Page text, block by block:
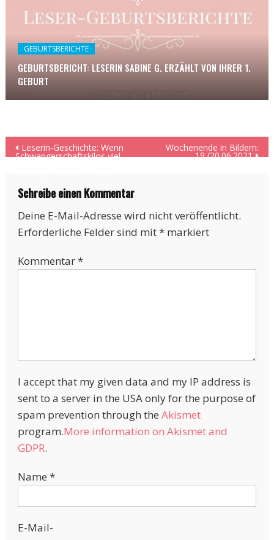
GEBURTSBERICHTE
GEBURTSBERICHT: LESERIN SABINE G. ERZÄHLT VON IHRER 1.
GEBURT
Beitragsnavigation
Leserin-Geschichte: Wenn
Schwangerschaftskilos viel
Wochenende in Bildern:
19./20.06.2021
Schreibe einen Kommentar
Deine E-Mail-Adresse wird nicht veröffentlicht.
Erforderliche Felder sind mit*markiert
Kommentar*
I accept that my given data and my IP address is
sent to a server in the USA only for the purpose of
spam prevention through the Akismet
program.More information on Akismet and
GDPR.
Name *
E-Mail-